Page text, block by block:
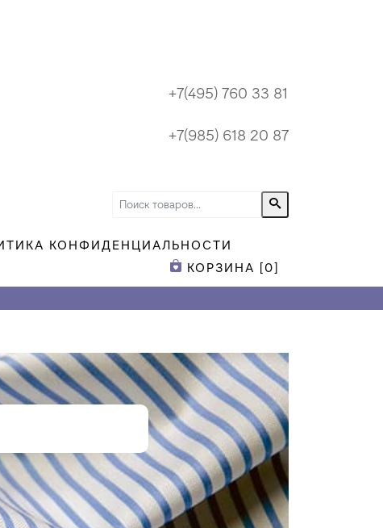
+7(495) 760 33 81
+7(985) 618 20 87
КОНФИДЕНЦИАЛЬНОСТИ
КОРЗИНА [0]